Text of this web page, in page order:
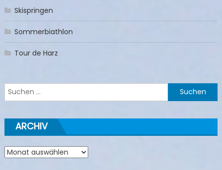
Skispringen
Sommerbiathlon
Tour de Harz
Suchen
nach:
ARCHIV
Archiv